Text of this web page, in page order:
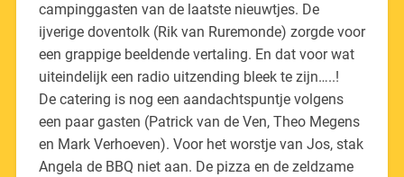
campinggasten van de laatste nieuwtjes. De
ijverige doventolk (Rik van Ruremonde) zorgde voor
een grappige beeldende vertaling. En dat voor wat
uiteindelijk een radio uitzending bleek te zijn…..!
De catering is nog een aandachtspuntje volgens
een paar gasten (Patrick van de Ven, Theo Megens
en Mark Verhoeven). Voor het worstje van Jos, stak
Angela de BBQ niet aan. De pizza en de zeldzame